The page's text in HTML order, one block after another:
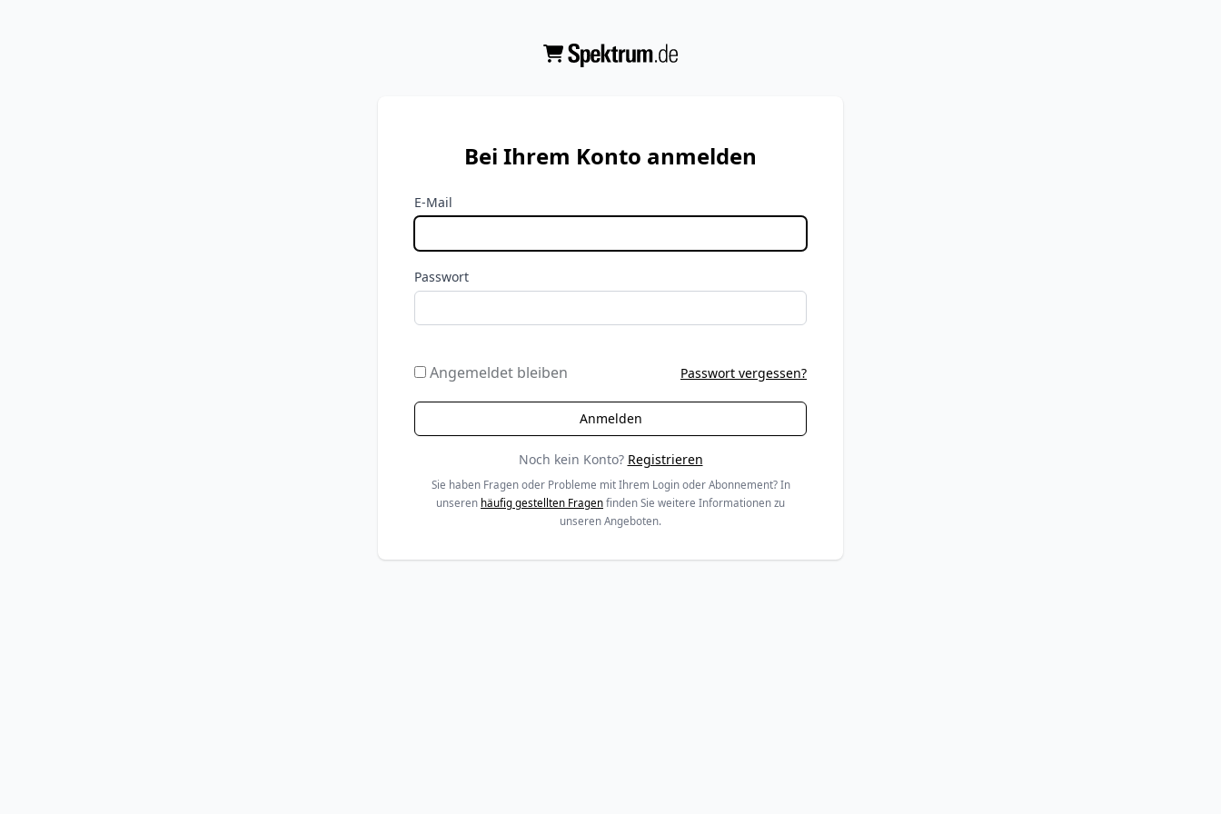
Bei Ihrem Konto anmelden
E-Mail
Passwort
Angemeldet bleiben Passwort vergessen?
Noch kein Konto? Registrieren
Sie haben Fragen oder Probleme mit Ihrem Login oder Abonnement? In
unseren häufig gestellten Fragen finden Sie weitere Informationen zu
unseren Angeboten.